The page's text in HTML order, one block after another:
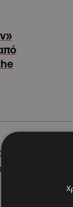
Υπουργός
αυτό το
πρέπει